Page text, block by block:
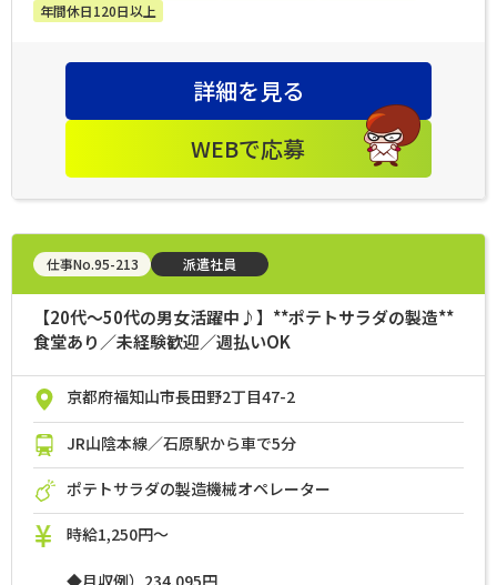
年間休日120日以上
詳細を見る
WEBで応募
仕事No.95-213 派遣社員
【20代～50代の男女活躍中♪】**ポテトサラダの製造**
食堂あり／未経験歓迎／週払いOK
京都府福知山市長田野2丁目47-2
JR山陰本線／石原駅から車で5分
ポテトサラダの製造機械オペレーター
時給1,250円～